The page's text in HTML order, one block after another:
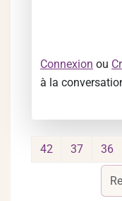
Connexion ou
à la
36
37
42